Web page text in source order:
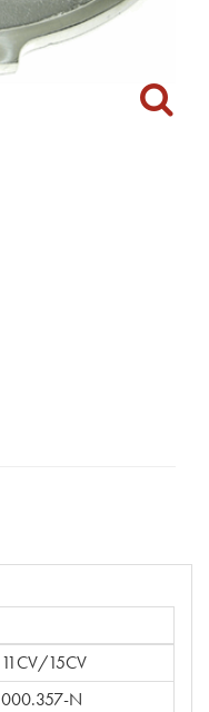
11CV/15CV
000.357-N